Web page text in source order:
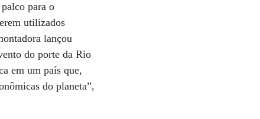
para o
utilizados
lançou
do porte da Rio
em um país que,
do planeta”,